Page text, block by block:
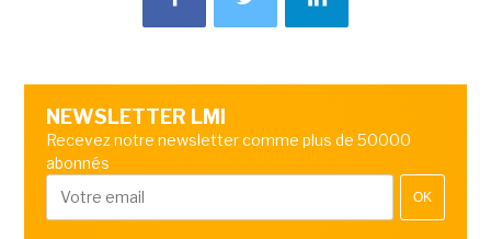
NEWSLETTER LMI
Recevez notre newsletter comme plus de 50000
abonnés
OK